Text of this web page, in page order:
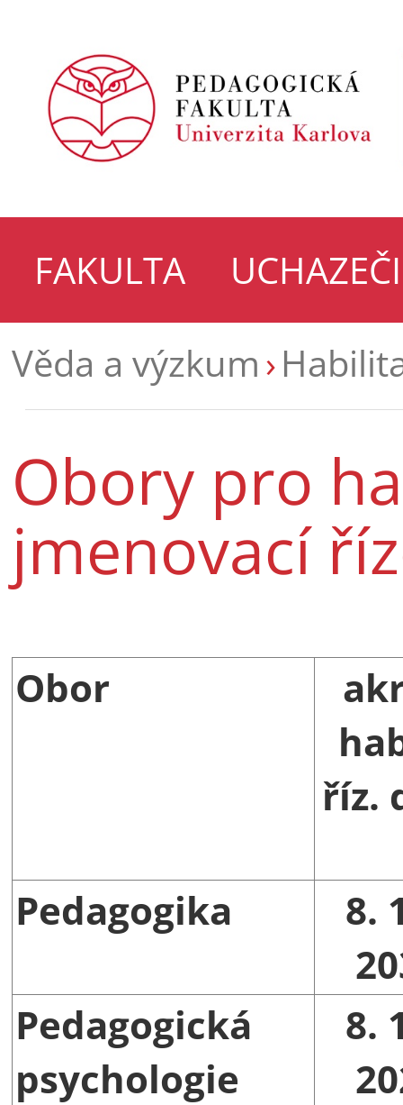
FAKULTA
UCHAZEČI
Věda a výzkum
Obory pro
jmenovací
Obor
říz.
Pedagogika
8.
Pedagogická
psychologie
8.